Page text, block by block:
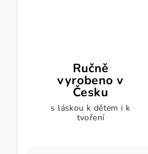
Ručně
vyrobeno v
Česku
s láskou k dětem i k
tvoření